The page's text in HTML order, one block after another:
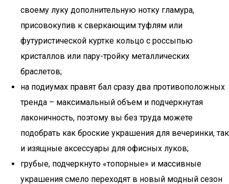
своему луку дополнительную нотку гламура,
присовокупив к сверкающим туфлям или
футуристической куртке кольцо с россыпью
кристаллов или пару-тройку металлических
браслетов;
на подиумах правят бал сразу два противоположных
тренда – максимальный объем и подчеркнутая
лаконичность, поэтому вы без труда можете
подобрать как броские украшения для вечеринки, так
и изящные аксессуары для офисных луков;
грубые, подчеркнуто «топорные» и массивные
украшения смело переходят в новый модный сезон